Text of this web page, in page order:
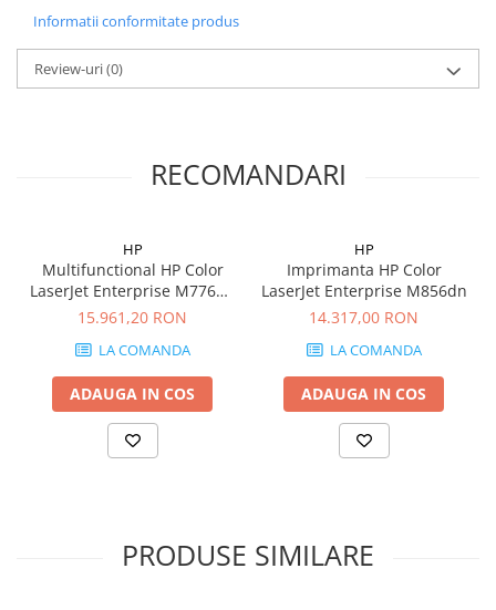
Ventilatoare
Pasta termica
Hard disk-uri externe
Adaptoare PCI / PCIe
Periferice PC
Kit mouse si tastatura
Web-cam-uri si sisteme
videoconferinta
Informatii conformitate produs
Review-uri(0)
RECOMANDARI
HP
Multifunctional HP Color
LaserJet Enterprise M776dn
MFP
15.961,20 RON
LA COMANDA
ADAUGA IN COS
HP
Imprimanta HP Color
LaserJet Enterprise M856dn
14.317,00 RON
LA COMANDA
ADAUGA IN COS
PRODUSE SIMILARE